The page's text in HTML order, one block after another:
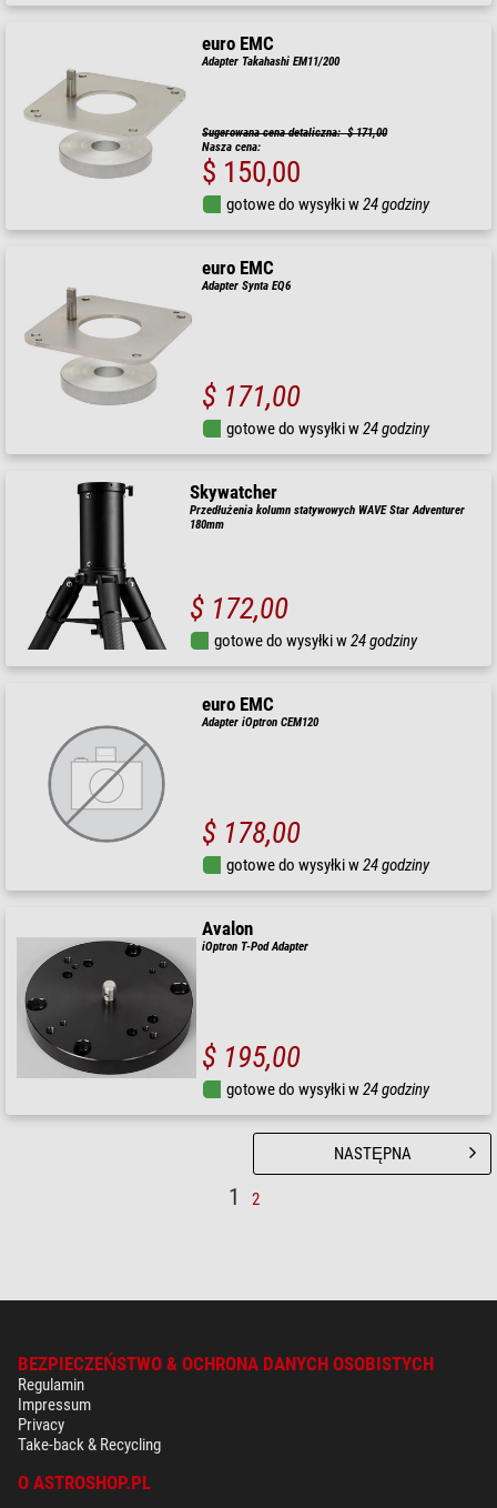
euro EMC
Adapter Takahashi EM11/200
Sugerowana cena detaliczna: $ 171,00
Nasza cena:
$ 150,00
gotowe do wysyłki w24 godziny
euro EMC
Adapter Synta EQ6
$ 171,00
gotowe do wysyłki w24 godziny
Skywatcher
Przedłużenia kolumn statywowych WAVE Star Adventurer
180mm
$ 172,00
gotowe do wysyłki w24 godziny
euro EMC
Adapter iOptron CEM120
$ 178,00
gotowe do wysyłki w24 godziny
Avalon
iOptron T-Pod Adapter
$ 195,00
gotowe do wysyłki w24 godziny
1 2
NASTĘPNA
BEZPIECZEŃSTWO & OCHRONA DANYCH OSOBISTYCH
Regulamin
Impressum
Privacy
Take-back & Recycling
O ASTROSHOP.PL